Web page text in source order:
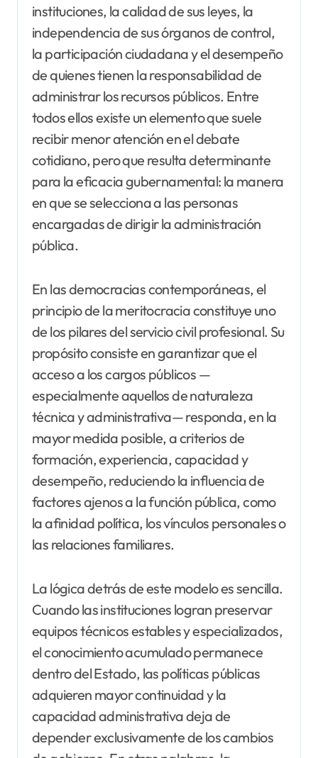
instituciones, la calidad de sus leyes, la
independencia de sus órganos de control,
la participación ciudadana y el desempeño
de quienes tienen la responsabilidad de
administrar los recursos públicos. Entre
todos ellos existe un elemento que suele
recibir menor atención en el debate
cotidiano, pero que resulta determinante
para la eficacia gubernamental: la manera
en que se selecciona a las personas
encargadas de dirigir la administración
pública.
En las democracias contemporáneas, el
principio de la meritocracia constituye uno
de los pilares del servicio civil profesional. Su
propósito consiste en garantizar que el
acceso a los cargos públicos —
especialmente aquellos de naturaleza
técnica y administrativa— responda, en la
mayor medida posible, a criterios de
formación, experiencia, capacidad y
desempeño, reduciendo la influencia de
factores ajenos a la función pública, como
la afinidad política, los vínculos personales o
las relaciones familiares.
La lógica detrás de este modelo es sencilla.
Cuando las instituciones logran preservar
equipos técnicos estables y especializados,
el conocimiento acumulado permanece
dentro del Estado, las políticas públicas
adquieren mayor continuidad y la
capacidad administrativa deja de
depender exclusivamente de los cambios